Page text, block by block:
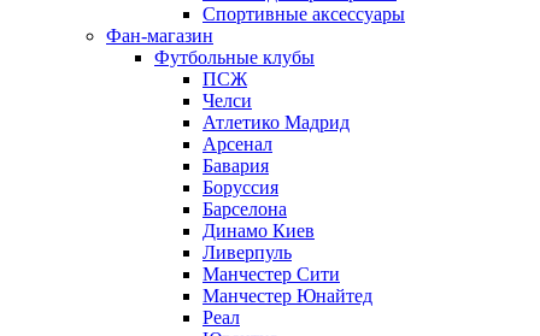
Спортивные аксессуары
Фан-магазин
Футбольные клубы
ПСЖ
Челси
Атлетико Мадрид
Арсенал
Бавария
Боруссия
Барселона
Динамо Киев
Ливерпуль
Манчестер Сити
Манчестер Юнайтед
Реал